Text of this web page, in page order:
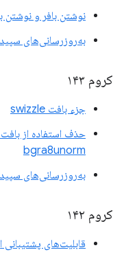
نوشتن بافر و نوشتن
به‌روزرسانی‌های
کروم ۱۴۳
جزء بافت swizzle
حذف استفاده از
bgra8unorm
به‌روزرسانی‌های
کروم ۱۴۲
قابلیت‌های